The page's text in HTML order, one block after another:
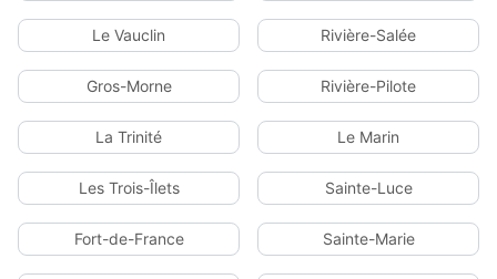
Le Vauclin Rivière-Salée
Gros-Morne Rivière-Pilote
La Trinité Le Marin
Les Trois-Îlets Sainte-Luce
Fort-de-France Sainte-Marie